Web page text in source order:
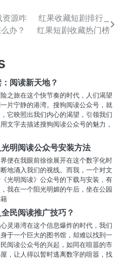
资源咋
办？
红果收藏短剧排行_
红果短剧收藏热门榜
阅读新天地？
之旅在这个快节奏的时代，人们渴望
片宁静的港湾。搜狗阅读公众号，就
它映照出我们内心的渴望，引领我们
文字去描述搜狗阅读公众号的魅力，
明阅读公众号安装方法
便在我眼前徐徐展开在这个数字化时
地涌入我们的视线。而我，一个对文
光明阅读》公众号的下载与安装，有
我在一个阳光明媚的午后，坐在公园
民阅读推广技巧？
灵港湾在这个信息爆炸的时代，我们
于一个巨大的图书馆，却难以找到一
阅读公众号的兴起，如同在喧嚣的市
，让人得以暂时逃离数字的喧嚣，找